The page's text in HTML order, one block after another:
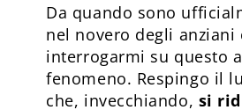
Da quando sono
nel novero degli anziani
interrogarmi su questo
fenomeno. Respingo il
che, invecchiando, si